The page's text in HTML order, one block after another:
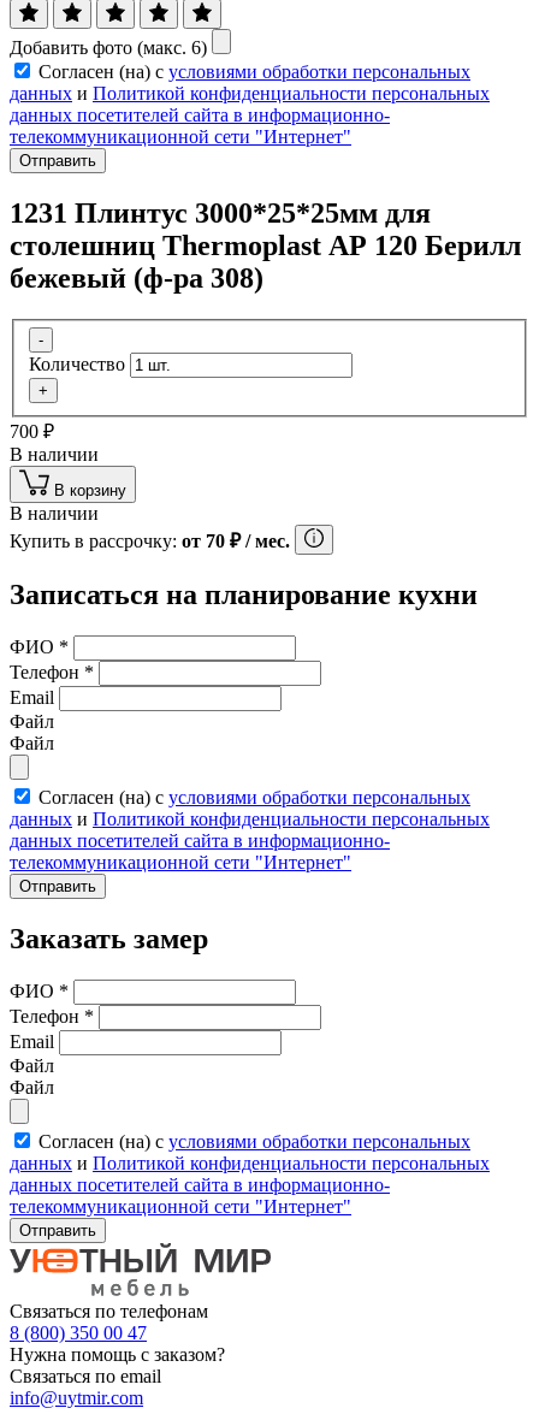
Добавить фото (макс. 6)
Согласен (на) с условиями обработки персональных
данных и Политикой конфиденциальности персональных
данных посетителей сайта в информационно-
телекоммуникационной сети "Интернет"
Отправить
1231 Плинтус 3000*25*25мм для
столешниц Тhermoplast АР 120 Берилл
бежевый (ф-ра 308)
-
Количество
+
700 ₽
В наличии
В корзину
В наличии
Купить в рассрочку: от 70 ₽/ мес.
Записаться на планирование кухни
ФИО *
Телефон *
Email
Файл
Файл
Согласен (на) с условиями обработки персональных
данных и Политикой конфиденциальности персональных
данных посетителей сайта в информационно-
телекоммуникационной сети "Интернет"
Отправить
Заказать замер
ФИО *
Телефон *
Email
Файл
Файл
Согласен (на) с условиями обработки персональных
данных и Политикой конфиденциальности персональных
данных посетителей сайта в информационно-
телекоммуникационной сети "Интернет"
Отправить
Связаться по телефонам
8 (800) 350 00 47
Нужна помощь с заказом?
Связаться по email
info@uytmir.com